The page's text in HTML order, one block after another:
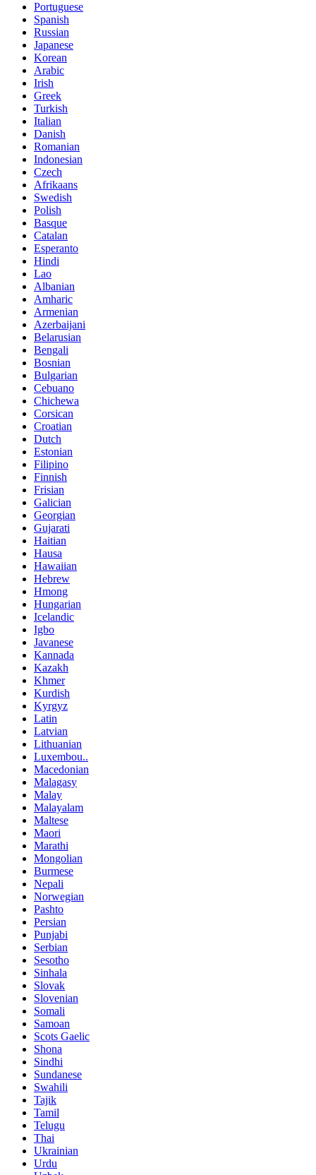
Portuguese
Spanish
Russian
Japanese
Korean
Arabic
Irish
Greek
Turkish
Italian
Danish
Romanian
Indonesian
Czech
Afrikaans
Swedish
Polish
Basque
Catalan
Esperanto
Hindi
Lao
Albanian
Amharic
Armenian
Azerbaijani
Belarusian
Bengali
Bosnian
Bulgarian
Cebuano
Chichewa
Corsican
Croatian
Dutch
Estonian
Filipino
Finnish
Frisian
Galician
Georgian
Gujarati
Haitian
Hausa
Hawaiian
Hebrew
Hmong
Hungarian
Icelandic
Igbo
Javanese
Kannada
Kazakh
Khmer
Kurdish
Kyrgyz
Latin
Latvian
Lithuanian
Luxembou..
Macedonian
Malagasy
Malay
Malayalam
Maltese
Maori
Marathi
Mongolian
Burmese
Nepali
Norwegian
Pashto
Persian
Punjabi
Serbian
Sesotho
Sinhala
Slovak
Slovenian
Somali
Samoan
Scots Gaelic
Shona
Sindhi
Sundanese
Swahili
Tajik
Tamil
Telugu
Thai
Ukrainian
Urdu